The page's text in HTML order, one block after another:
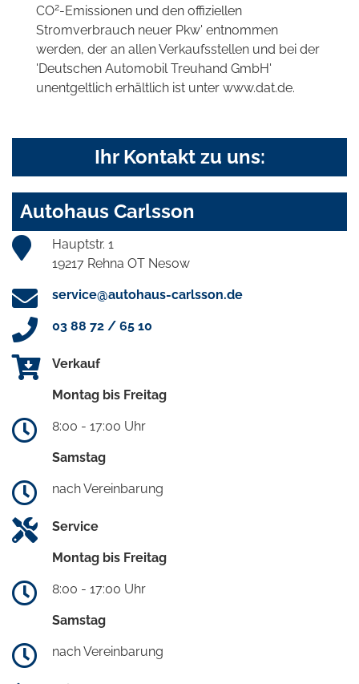
CO2-Emissionen und den offiziellen
Stromverbrauch neuer Pkw' entnommen
werden, der an allen Verkaufsstellen und bei der
'Deutschen Automobil Treuhand GmbH'
unentgeltlich erhältlich ist unter www.dat.de.
Ihr Kontakt zu uns:
Autohaus Carlsson
Hauptstr. 1
19217 Rehna OT Nesow
service@autohaus-carlsson.de
03 88 72 / 65 10
Verkauf
Montag bis Freitag
8:00 - 17:00 Uhr
Samstag
nach Vereinbarung
Service
Montag bis Freitag
8:00 - 17:00 Uhr
Samstag
nach Vereinbarung